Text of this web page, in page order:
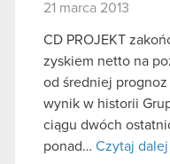
21 marca 2013
CD PROJEKT
zyskiem netto na
od średniej
wynik w historii
ciągu dwóch
ponad… Czytaj dalej